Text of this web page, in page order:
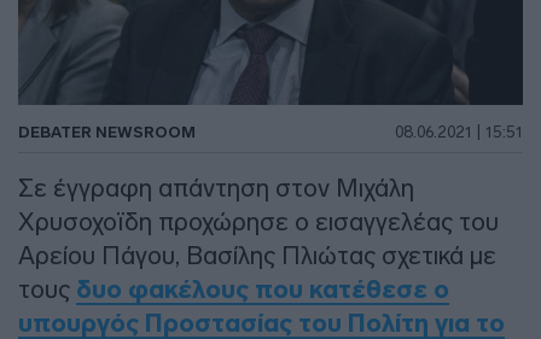
DEBATER NEWSROOM 08.06.2021 | 15:51
Σε έγγραφη απάντηση στον Μιχάλη
Χρυσοχοϊδη προχώρησε ο εισαγγελέας του
Αρείου Πάγου, Βασίλης Πλιώτας σχετικά με
τους δυο φακέλους που κατέθεσε ο
υπουργός Προστασίας του Πολίτη για το